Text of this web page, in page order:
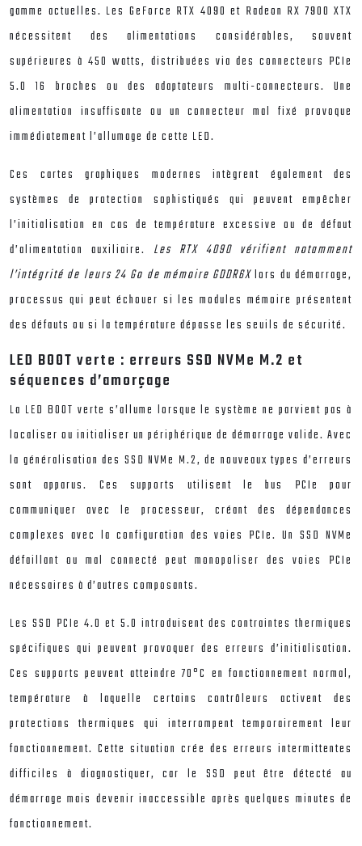
gamme actuelles. Les GeForce RTX 4090 et Radeon RX 7900 XTX
nécessitent des alimentations considérables, souvent
supérieures à 450 watts, distribuées via des connecteurs PCIe
5.0 16 broches ou des adaptateurs multi-connecteurs. Une
alimentation insuffisante ou un connecteur mal fixé provoque
immédiatement l’allumage de cette LED.
Ces cartes graphiques modernes intègrent également des
systèmes de protection sophistiqués qui peuvent empêcher
l’initialisation en cas de température excessive ou de défaut
d’alimentation auxiliaire. Les RTX 4090 vérifient notamment
l’intégrité de leurs 24 Go de mémoire GDDR6Xlors du démarrage,
processus qui peut échouer si les modules mémoire présentent
des défauts ou si la température dépasse les seuils de sécurité.
LED BOOT verte : erreurs SSD NVMe M.2 et
séquences d’amorçage
La LED BOOT verte s’allume lorsque le système ne parvient pas à
localiser ou initialiser un périphérique de démarrage valide. Avec
la généralisation des SSD NVMe M.2, de nouveaux types d’erreurs
sont apparus. Ces supports utilisent le bus PCIe pour
communiquer avec le processeur, créant des dépendances
complexes avec la configuration des voies PCIe. Un SSD NVMe
défaillant ou mal connecté peut monopoliser des voies PCIe
nécessaires à d’autres composants.
Les SSD PCIe 4.0 et 5.0 introduisent des contraintes thermiques
spécifiques qui peuvent provoquer des erreurs d’initialisation.
Ces supports peuvent atteindre 70°C en fonctionnement normal,
température à laquelle certains contrôleurs activent des
protections thermiques qui interrompent temporairement leur
fonctionnement. Cette situation crée des erreurs intermittentes
difficiles à diagnostiquer, car le SSD peut être détecté au
démarrage mais devenir inaccessible après quelques minutes de
fonctionnement.